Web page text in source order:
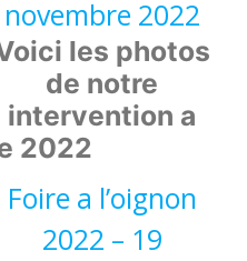
novembre 2022
les photos
de notre
intervention a
2022
Foire a l’oignon
2022 – 19